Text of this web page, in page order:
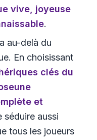
vive, joyeuse
.
au-delà du
En choisissant
clés du
une
et
séduire aussi
tous les joueurs